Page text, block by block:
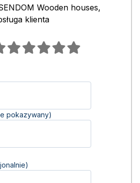
Wooden houses,
klienta
pokazywany)